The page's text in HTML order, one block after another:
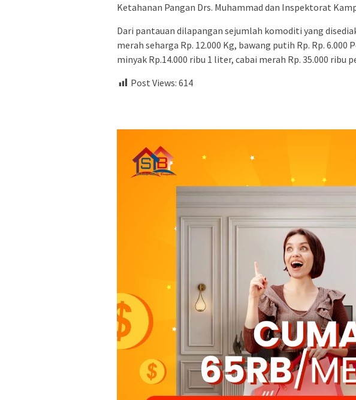
Ketahanan Pangan Drs. Muhammad dan Inspektorat
Dari pantauan dilapangan sejumlah komoditi yang
merah seharga Rp. 12.000 Kg, bawang putih Rp. Rp. 6.000
minyak Rp.14.000 ribu 1 liter, cabai merah Rp. 35.000 ribu
Post Views: 614